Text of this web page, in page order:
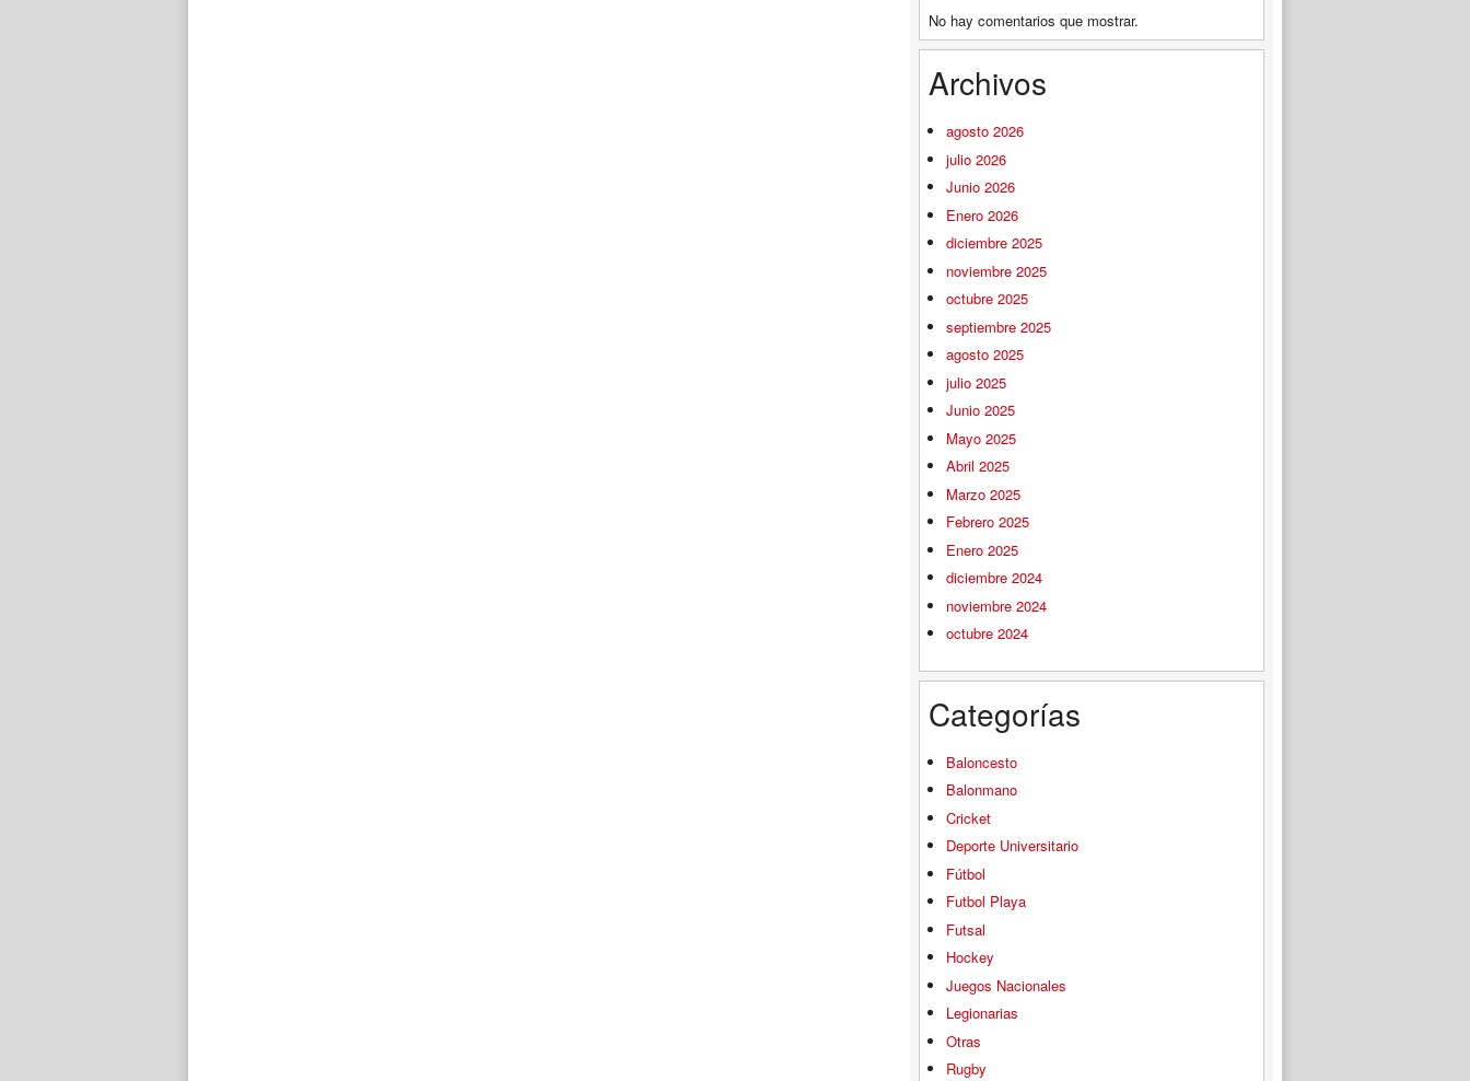
No hay comentarios que mostrar.
Archivos
agosto 2026
julio 2026
Junio 2026
Enero 2026
diciembre 2025
noviembre 2025
octubre 2025
septiembre 2025
agosto 2025
julio 2025
Junio 2025
Mayo 2025
Abril 2025
Marzo 2025
Febrero 2025
Enero 2025
diciembre 2024
noviembre 2024
octubre 2024
Categorías
Baloncesto
Balonmano
Cricket
Deporte Universitario
Fútbol
Futbol Playa
Futsal
Hockey
Juegos Nacionales
Legionarias
Otras
Rugby